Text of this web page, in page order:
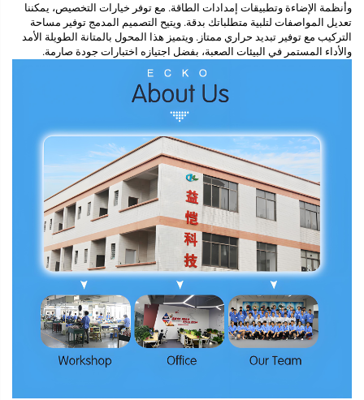
وأنظمة الإضاءة وتطبيقات إمدادات الطاقة. مع توفر خيارات التخصيص، يمكننا
تعديل المواصفات لتلبية متطلباتك بدقة. ويتيح التصميم المدمج توفير مساحة
التركيب مع توفير تبديد حراري ممتاز. ويتميز هذا المحول بالمتانة الطويلة الأمد
والأداء المستمر في البيئات الصعبة، بفضل اجتيازه اختبارات جودة صارمة.